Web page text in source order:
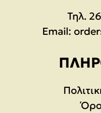
Τηλ.
Email: